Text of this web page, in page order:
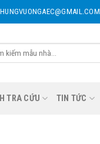
HUNGVUONGAEC@GMAIL.COM
TRA CỨU TIN TỨC